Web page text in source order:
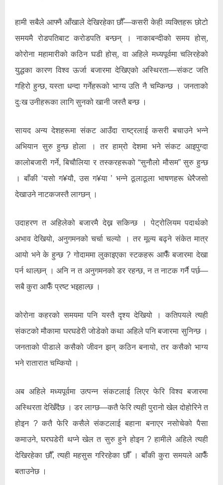
हामी सबैले आफ्नै आँखाले देखिरहेका छौँ—कसरी केही व्यक्तिहरू छोटो
समयमै रोडपतिबाट करोडपति बन्छन् । नाकाबन्दीको समय होस्,
कोरोना महामारीको कठिन घडी होस्, वा अहिले मध्यपूर्वमा चलिरहेको
युद्धका कारण विश्व ऊर्जा बजारमा देखिएको अस्थिरता—संकट जति
गहिरो हुन्छ, यस्ता धन्दा गर्नेहरूको भाग्य उति नै चम्किन्छ । जनताको
दुःख उनीहरूका लागि सुनको खानी जस्तै बन्छ ।
सायद अन्य देशहरूमा संकट आउँदा राष्ट्रलाई कसरी बचाउने भन्ने
अभियान सुरु हुन्छ होला । तर हाम्रो देशमा भने संकट आइपुग्दा
कालोबजारी गर्ने, बिचौलिया र तस्करहरूको “सुनौलो मौसम” सुरु हुन्छ
। बाँकी ‘यसो ग¥यौ, उस ग¥या ’ भन्ने ठूलाठूला भाषणहरू धेरैजसो
देखाउने नाटकजस्तै लाग्छन् ।
उदाहरण त अहिलेको बजारमै देख्न सकिन्छ । पेट्रोलियम पदार्थको
अभाव देखियो, अनुगमनको चर्चा चल्यो । तर मूल्य बढ्ने संकेत मात्र
आयो भने के हुन्छ ? गोदाममा लुकाइएका स्टकहरू आफैँ बजारमा देखा
पर्न थाल्छन् । अनि न त अनुगमनको डर रहन्छ, न त नाटक गर्नै पर्छ—
सबै कुरा आफैँ प्रष्ट भइहाल्छ ।
कोरोना कहरको समयमा पनि यस्तै दृश्य देखियो । कतिपयले त्यही
संकटको मौकामा घरघडेरी जोडेको कथा अहिले पनि बजारमा सुनिन्छ ।
जनताको पीडाले कसैको जीवन झन् कठिन बनायो, तर कसैको भाग्य
भने रातारात चम्कियो ।
अब अहिले मध्यपूर्वमा उत्पन्न संकटलाई लिएर फेरि विश्व बजारमा
अस्थिरता देखिँदैछ । डर लाग्छ—कतै फेरि त्यही पुरानो खेल दोहोरिने त
होइन ? कतै फेरि कसैले संकटलाई बहाना बनाएर नसोचेको पैसा
कमाउने, घरघडेरी थप्ने खेल त सुरु हुने होइन ? हामीले अहिले त्यही
देखिरहेका छौँ, त्यही महसुस गरिरहेका छौँ । बाँकी कुरा समयले आफैँ
बताउनेछ ।